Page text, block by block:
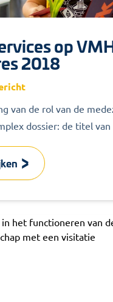
op
2018
van de rol van de
dossier: de titel